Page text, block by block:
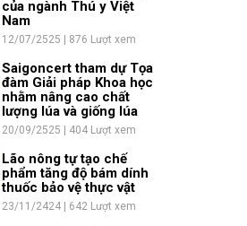
của ngành Thú y Việt
Nam
12/07/2525 | 876 Lượt xem
Saigoncert tham dự Tọa
đàm Giải pháp Khoa học
nhằm nâng cao chất
lượng lúa và giống lúa
20/09/2525 | 404 Lượt xem
Lão nông tự tạo chế
phẩm tăng độ bám dính
thuốc bảo vệ thực vật
23/11/2424 | 642 Lượt xem